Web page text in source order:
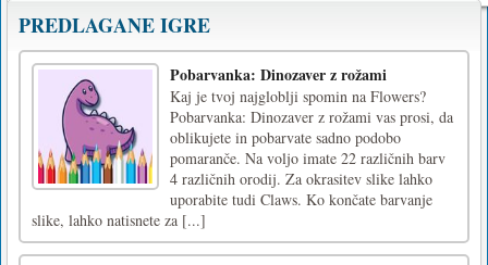
PREDLAGANE IGRE
Pobarvanka: Dinozaver z rožami
Kaj je tvoj najgloblji spomin na Flowers?
Pobarvanka: Dinozaver z rožami vas prosi, da
oblikujete in pobarvate sadno podobo
pomaranče. Na voljo imate 22 različnih barv
4 različnih orodij. Za okrasitev slike lahko
uporabite tudi Claws. Ko končate barvanje
slike, lahko natisnete za [...]